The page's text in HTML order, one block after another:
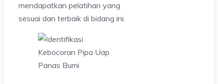
mendapatkan pelatihan yang
sesuai dan terbaik di bidang ini.